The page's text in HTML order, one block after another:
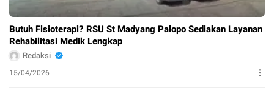
Butuh Fisioterapi? RSU St Madyang Palopo Sediakan Layanan
Rehabilitasi Medik Lengkap
Redaksi
15/04/2026